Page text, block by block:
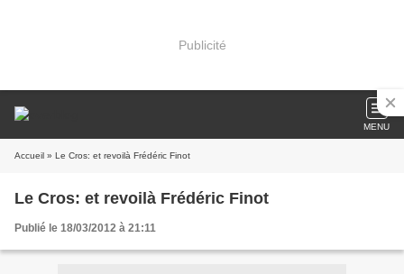
Publicité
MENU
Accueil » Le Cros: et revoilà Frédéric Finot
Le Cros: et revoilà Frédéric Finot
Publié le 18/03/2012 à 21:11